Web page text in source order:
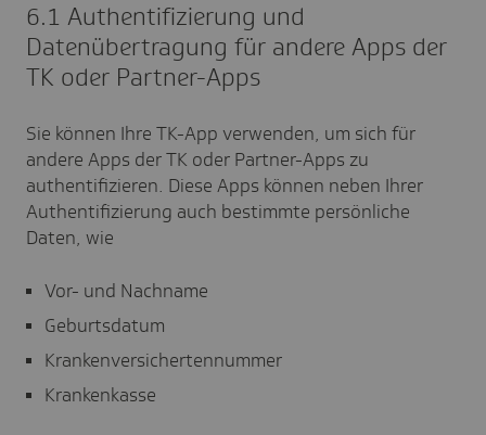
6.1 Authentifizierung und
Datenübertragung für andere Apps der
TK oder Partner-Apps
Sie können Ihre TK-App verwenden, um sich für
andere Apps der TK oder Partner-Apps zu
authentifizieren. Diese Apps können neben Ihrer
Authentifizierung auch bestimmte persönliche
Daten, wie
Vor- und Nachname
Geburtsdatum
Krankenversichertennummer
Krankenkasse